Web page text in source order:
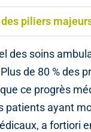
piliers
des soins
de 80 % des
ce progrès
patients ayant
a fortiori